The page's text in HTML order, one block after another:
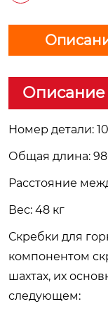
Описание
Номер детали:
Общая длина:
Расстояние
Вес: 48 кг
Скребки для
компонентом
шахтах, их
следующем: